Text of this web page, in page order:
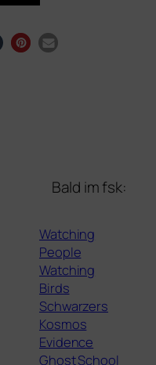
Bald im fsk:
Watching
People
Watching
Birds
Schwarzers
Kosmos
Evidence
Ghost School